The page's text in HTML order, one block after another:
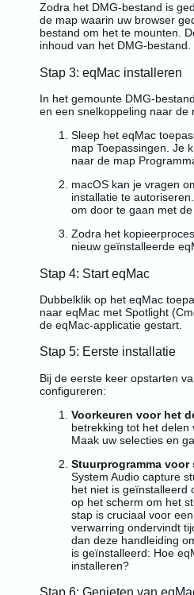
Zodra het DMG-bestand is
de map waarin uw browser
bestand om het te mounten.
inhoud van het DMG-bestand.
Stap 3: eqMac installeren
In het gemounte DMG-
en een snelkoppeling naar de
Sleep het eqMac
map Toepassingen. Je
naar de map
macOS kan je vragen
installatie te
om door te gaan met de
Zodra het
nieuw geïnstalleerde
Stap 4: Start eqMac
Dubbelklik op het eqMac
naar eqMac met Spotlight
de eqMac-applicatie gestart.
Stap 5: Eerste installatie
Bij de eerste keer opstarten
configureren:
Voorkeuren voor het
betrekking tot het
Maak uw selecties en
Stuurprogramma
System Audio capture
het niet is geïnstalleerd
op het scherm om het
stap is cruciaal voor
verwarring ondervindt
dan deze handleiding
is geïnstalleerd: Hoe
installeren?
Stap 6: Genieten van